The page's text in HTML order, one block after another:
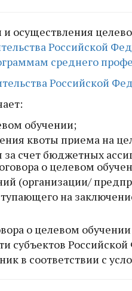
осуществления
Российской
среднего
Российской
обучении;
квоты приема на
за счет бюджетных
о целевом
(организации/
на
о целевом
субъектов
в соответствии с